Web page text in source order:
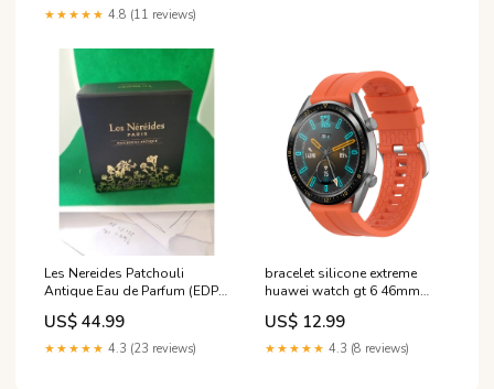
★★★★★ 4.8 (11 reviews)
Les Nereides Patchouli
Antique Eau de Parfum (EDP)
Mixte 30ml Diamond
US$ 44.99
★★★★★ 4.3 (23 reviews)
bracelet silicone extreme
huawei watch gt 6 46mm
orange variant_4672701GS-
009-TZP
US$ 12.99
★★★★★ 4.3 (8 reviews)